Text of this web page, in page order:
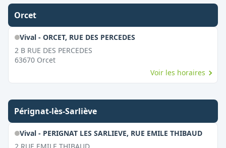
Orcet
Vival - ORCET, RUE DES PERCEDES
2 B RUE DES PERCEDES
63670 Orcet
Voir les horaires
Pérignat-lès-Sarliève
Vival - PERIGNAT LES SARLIEVE, RUE EMILE THIBAUD